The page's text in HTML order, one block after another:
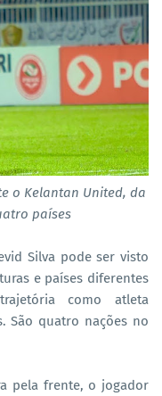
o Kelantan United, da
países
Silva pode ser visto
e países diferentes
como atleta
São quatro nações no
pela frente, o jogador